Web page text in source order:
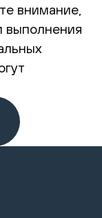
внимание,
выполнения